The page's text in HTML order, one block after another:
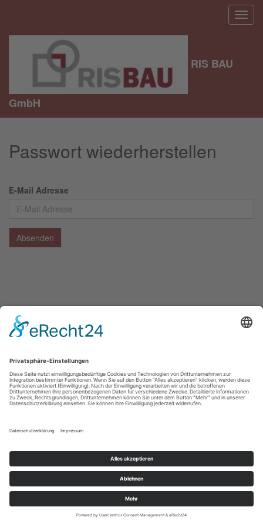
RIS BAU
GmbH
Passwort wiederherstellen
E-Mail Adresse
Absenden
Datenschutz Kontakt Cookie-Einstellungen